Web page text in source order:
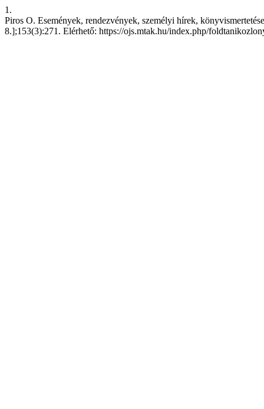
1.
Piros O. Események, rendezvények, személyi hírek,
8.];153(3):271. Elérhető: https://ojs.mtak.hu/index.php/